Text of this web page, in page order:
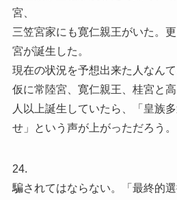
宮、
三笠宮家にも寛仁親王がいた。
宮が誕生した。
現在の状況を予想出来た人なんて
仮に常陸宮、寛仁親王、桂宮と
人以上誕生していたら、「皇族
せ」という声が上がっただろう。
24.
騙されてはならない。「最終的